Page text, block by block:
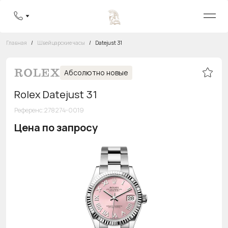
Бесплатная горячая линия8 800 555-95-99
Главная / Швейцарские часы / Datejust 31
Абсолютно новые
Rolex Datejust 31
Референс:278274-0019
Цена по запросу